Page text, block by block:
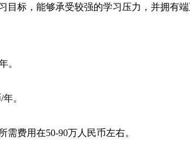
目标，能够承受较强的学习压力，并拥有端
。
。
需费用在50-90万人民币左右。